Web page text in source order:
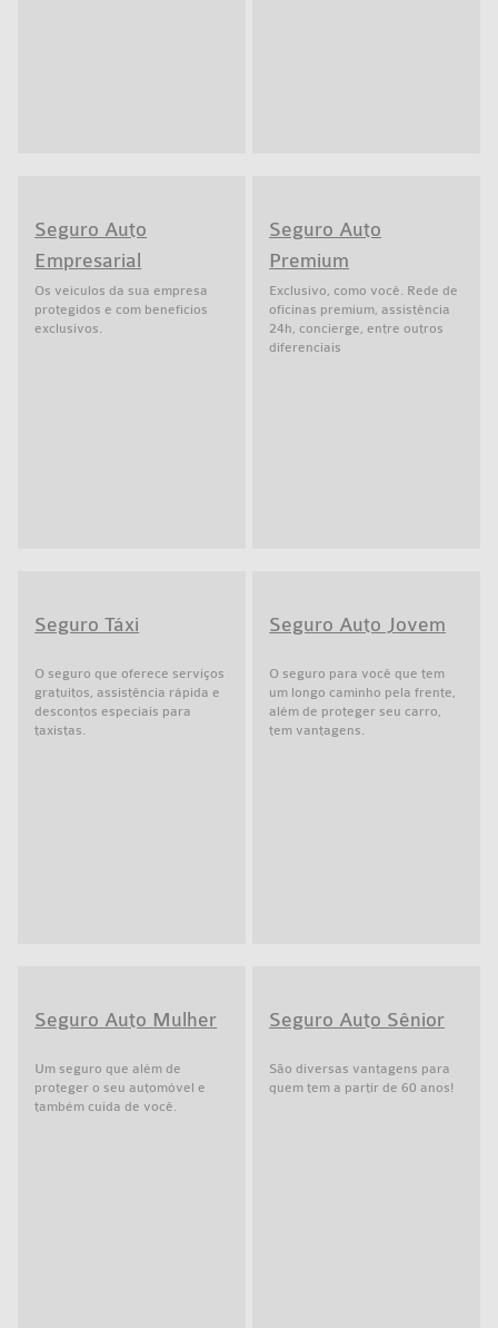
Seguro Auto
Empresarial
Os veículos da sua empresa
protegidos e com benefícios
exclusivos.
Seguro Auto
Premium
Exclusivo, como você. Rede de
oficinas premium, assistência
24h, concierge, entre outros
diferenciais
Seguro Táxi
O seguro que oferece serviços
gratuitos, assistência rápida e
descontos especiais para
taxistas.
Seguro Auto Jovem
O seguro para você que tem
um longo caminho pela frente,
além de proteger seu carro,
tem vantagens.
Seguro Auto Mulher
Um seguro que além de
proteger o seu automóvel e
também cuida de você.
Seguro Auto Sênior
São diversas vantagens para
quem tem a partir de 60 anos!